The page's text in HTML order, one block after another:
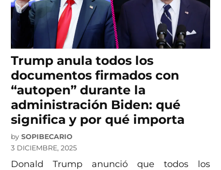
Trump anula todos los
documentos firmados con
“autopen” durante la
administración Biden: qué
significa y por qué importa
by SOPIBECARIO
3 DICIEMBRE, 2025
Donald Trump anunció que todos los